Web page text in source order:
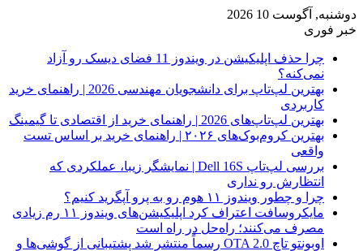
دوشنبه, آگوست 10 2026
خبر فوری
چرا حذف اپلیکیشن در ویندوز 11 فضای دیسک رو آزاد
نمی‌کنه؟
بهترین لپ‌تاپ برای دانشجویان مهندسی 2026 | راهنمای خرید
کاربردی
بهترین لپ‌تاپ‌های 2026 | راهنمای خرید از اقتصادی تا گیمینگ
بهترین کروم‌بوک‌های ۲۰۲۶ | راهنمای خرید بر اساس تست
واقعی
بررسی لپ‌تاپ Dell 16S | نمایشگر زیبا، عملکردی که
انتظارش رو نداری
چرا و چطور ویندوز ۱۱ هوم رو به پرو آپگرید کنیم؟
مایکروسافت اعتراف کرد اپلیکیشن‌های ویندوز ۱۱ رم زیادی
مصرف می‌کنند؛ راه‌حل در راه است
اوبونتو تاچ OTA 2.0 رسماً منتشر شد پشتیبانی از گوشی‌ها و